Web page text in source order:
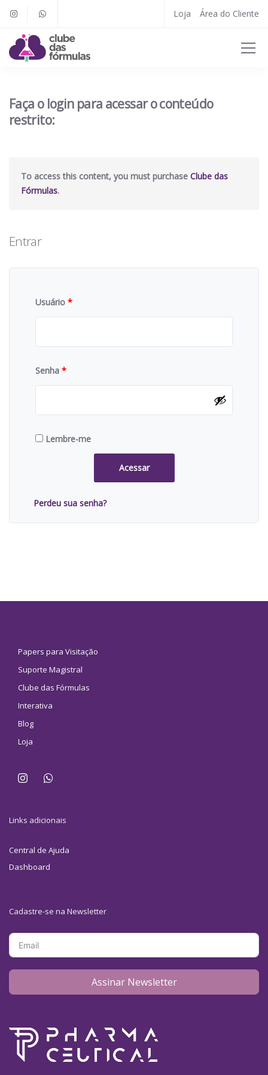
Loja Área do Cliente
Faça o login para acessar o conteúdo
restrito:
To access this content, you must purchase Clube das
Fórmulas.
Entrar
Usuário *
Senha *
Lembre-me
Acessar
Perdeu sua senha?
Papers para Visitação
Suporte Magistral
Clube das Fórmulas
Interativa
Blog
Loja
Links adicionais
Central de Ajuda
Dashboard
Cadastre-se na Newsletter
Assinar Newsletter